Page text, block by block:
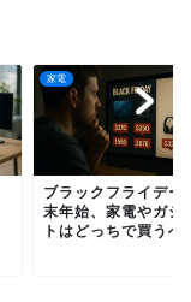
家電
ブラックフライデー
末年始、家電やガジ
トはどっちで買うべ